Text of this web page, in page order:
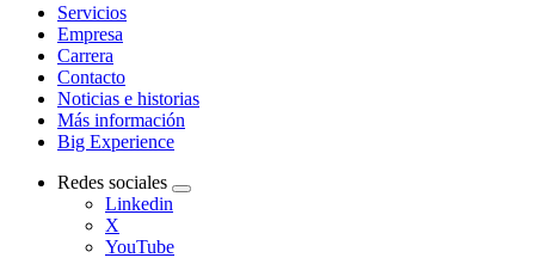
Servicios
Empresa
Carrera
Contacto
Noticias e historias
Más información
Big Experience
Redes sociales
Linkedin
X
YouTube